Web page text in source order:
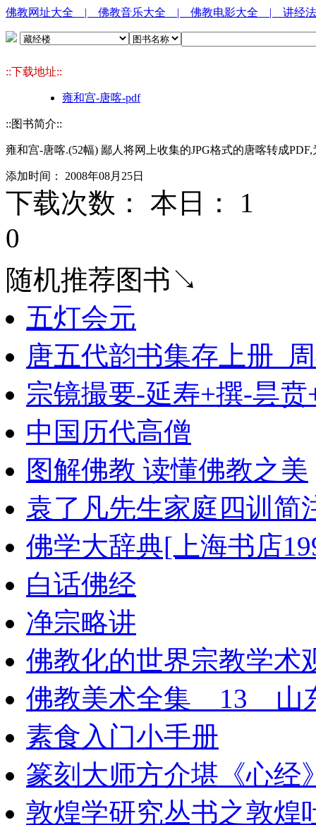
佛教网址大全 | 佛教音乐大全 | 佛教电影大全 | 讲经
::下载地址::
雍和宫-唐喀-pdf
::图书简介::
雍和宫-唐喀.(52幅) 鄙人将网上收集的JPG格式的唐喀转成
添加时间： 2008年08月25日
下载次数： 本日： 1
0
随机推荐图书↘
五灯会元
唐五代韵书集存上册_
宗镜撮要-延寿+撰-昙
中国历代高僧
图解佛教 读懂佛教之美
袁了凡先生家庭四训简
佛学大辞典[上海书店
白话佛经
净宗略讲
佛教化的世界宗教学术
佛教美术全集__13__
素食入门小手册
篆刻大师方介堪《心经
敦煌学研究丛书之敦煌